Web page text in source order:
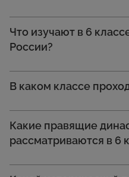
Что изучают в 6
России?
В каком классе
Какие правящие
рассматриваются в 6